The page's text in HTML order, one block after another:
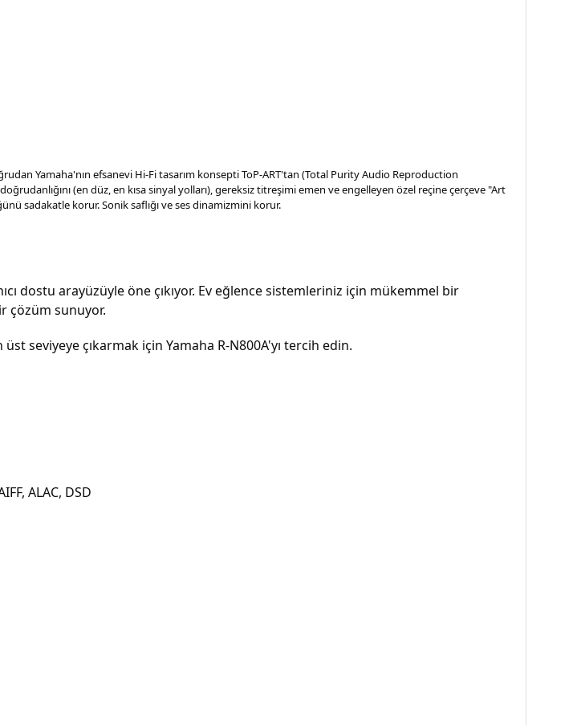
Yamaha'nın efsanevi Hi-Fi tasarım konsepti ToP-ART'tan (Total Purity Audio Reproduction
(en düz, en kısa sinyal yolları), gereksiz titreşimi emen ve engelleyen özel reçine çerçeve "Art
sadakatle korur. Sonik saflığı ve ses dinamizmini korur.
dostu arayüzüyle öne çıkıyor. Ev eğlence sistemleriniz için mükemmel bir
çözüm sunuyor.
seviyeye çıkarmak için Yamaha R-N800A'yı tercih edin.
ALAC, DSD